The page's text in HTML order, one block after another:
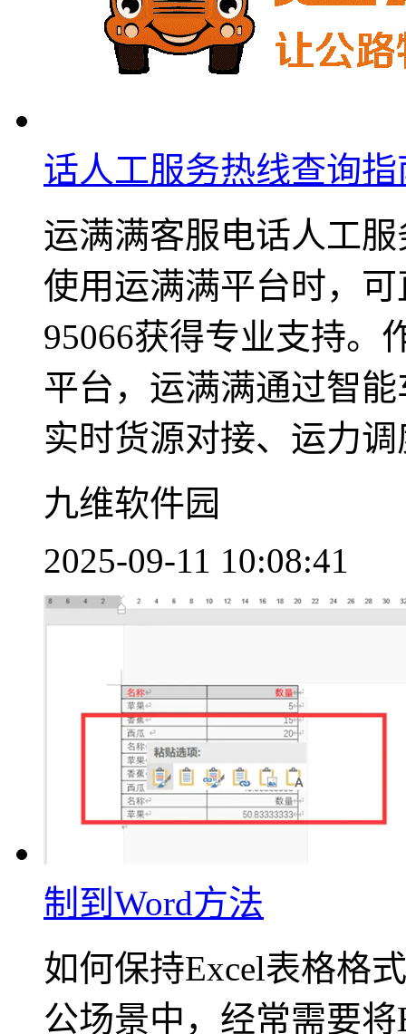
话人工服务热线查询指
运满满客服电话人工
使用运满满平台时，
95066获得专业支持。
平台，运满满通过智
实时货源对接、运力
九维软件园
2025-09-11 10:08:41
制到Word方法
如何保持Excel表格格
公场景中，经常需要